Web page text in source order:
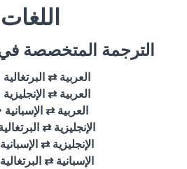
اللغات
الترجمة المتخصصة
العربية ⇄ البرتغالية
العربية ⇄ الإنجليزية
العربية ⇄ الإسبانية
الإنجليزية ⇄
الإنجليزية ⇄ الإسبانية
الإسبانية ⇄ البرتغالية